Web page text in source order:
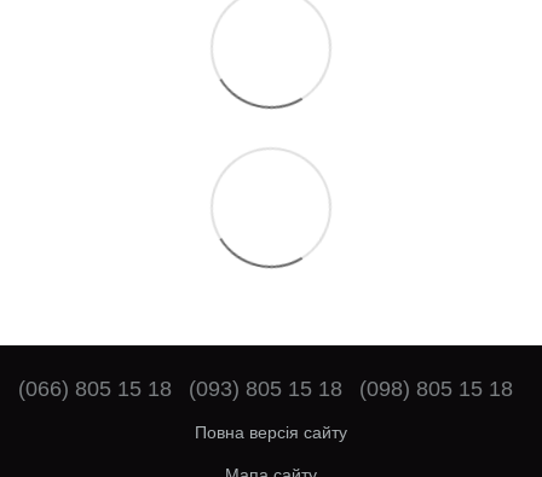
(066) 805 15 18 (093) 805 15 18 (098) 805 15 18
Повна версія сайту